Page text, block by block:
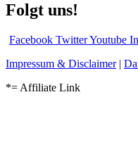
Folgt uns!
Facebook TwitterYoutube
Impressum & Disclaimer|
*= Affiliate Link